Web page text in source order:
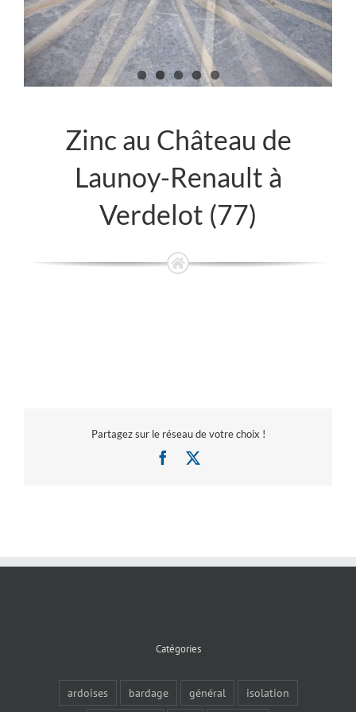
Zinc au Château de
Launoy-Renault à
Verdelot (77)
Partagez sur le réseau de votre choix !
Facebook
Catégories
ardoises bardage général isolation